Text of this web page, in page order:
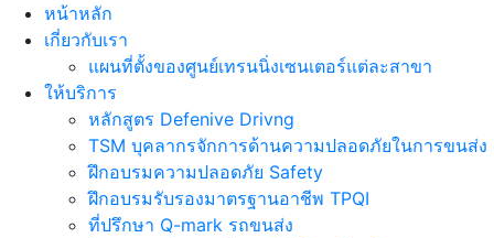
หน้าหลัก
เกี่ยวกับเรา
แผนที่ตั้งของศูนย์เทรนนิ่งเซนเตอร์แต่ละสาขา
ให้บริการ
หลักสูตร Defenive Drivng
TSM บุคลากรจักการด้านความปลอดภัยในการขนส่ง
ฝึกอบรมความปลอดภัย Safety
ฝึกอบรมรับรองมาตรฐานอาชีพ TPQI
ที่ปรึกษา Q-mark รถขนส่ง